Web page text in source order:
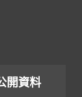
開資料